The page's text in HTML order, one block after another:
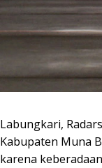
Labungkari,
Kabupaten Muna
karena